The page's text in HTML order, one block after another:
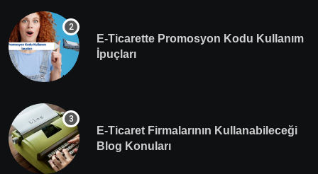
E-Ticarette Promosyon Kodu Kullanım
İpuçları
E-Ticaret Firmalarının Kullanabileceği
Blog Konuları